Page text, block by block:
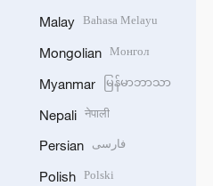
Malay Bahasa Melayu
Mongolian Монгол
Myanmar မြန်မာဘာသာ
Nepali नेपाली
Persian فارسی
Polish Polski